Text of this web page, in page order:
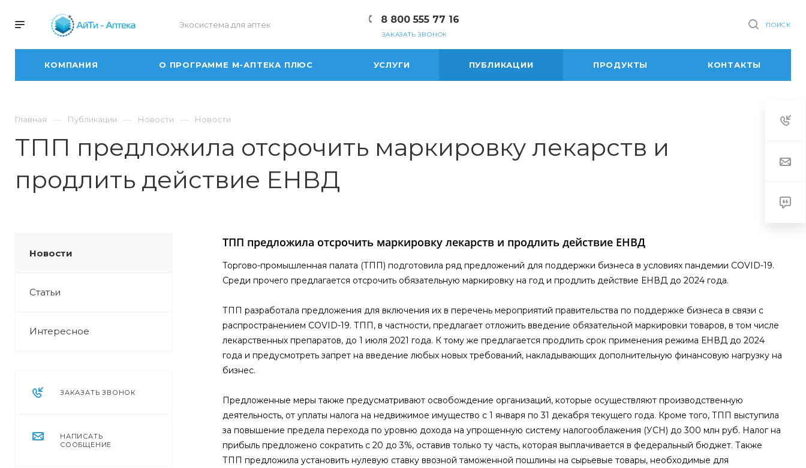
Экосистема для аптек 8 800 555 77 16
ЗАКАЗАТЬ ЗВОНОК
ПОИСК
КОМПАНИЯ О ПРОГРАММЕ М-АПТЕКА ПЛЮС УСЛУГИ ПУБЛИКАЦИИ ПРОДУКТЫ КОНТАКТЫ
Главная Публикации Новости Новости
ТПП предложила отсрочить маркировку лекарств и
продлить действие ЕНВД
Новости
Статьи
Интересное
ЗАКАЗАТЬ ЗВОНОК
НАПИСАТЬ
СООБЩЕНИЕ
ТПП предложила отсрочить маркировку лекарств и продлить действие ЕНВД
Торгово-промышленная палата (ТПП) подготовила ряд предложений для поддержки бизнеса в условиях пандемии COVID-19.
Среди прочего предлагается отсрочить обязательную маркировку на год и продлить действие ЕНВД до 2024 года.
ТПП разработала предложения для включения их в перечень мероприятий правительства по поддержке бизнеса в связи с
распространением COVID-19. ТПП, в частности, предлагает отложить введение обязательной маркировки товаров, в том числе
лекарственных препаратов, до 1 июля 2021 года. К тому же предлагается продлить срок применения режима ЕНВД до 2024
года и предусмотреть запрет на введение любых новых требований, накладывающих дополнительную финансовую нагрузку на
бизнес.
Предложенные меры также предусматривают освобождение организаций, которые осуществляют производственную
деятельность, от уплаты налога на недвижимое имущество с 1 января по 31 декабря текущего года. Кроме того, ТПП выступила
за повышение предела перехода по уровню дохода на упрощенную систему налогооблажения (УСН) до 300 млн руб. Налог на
прибыль предложено сократить с 20 до 3%, оставив только ту часть, которая выплачивается в федеральный бюджет. Также
ТПП предложила установить нулевую ставку ввозной таможенной пошлины на сырьевые товары, необходимые для